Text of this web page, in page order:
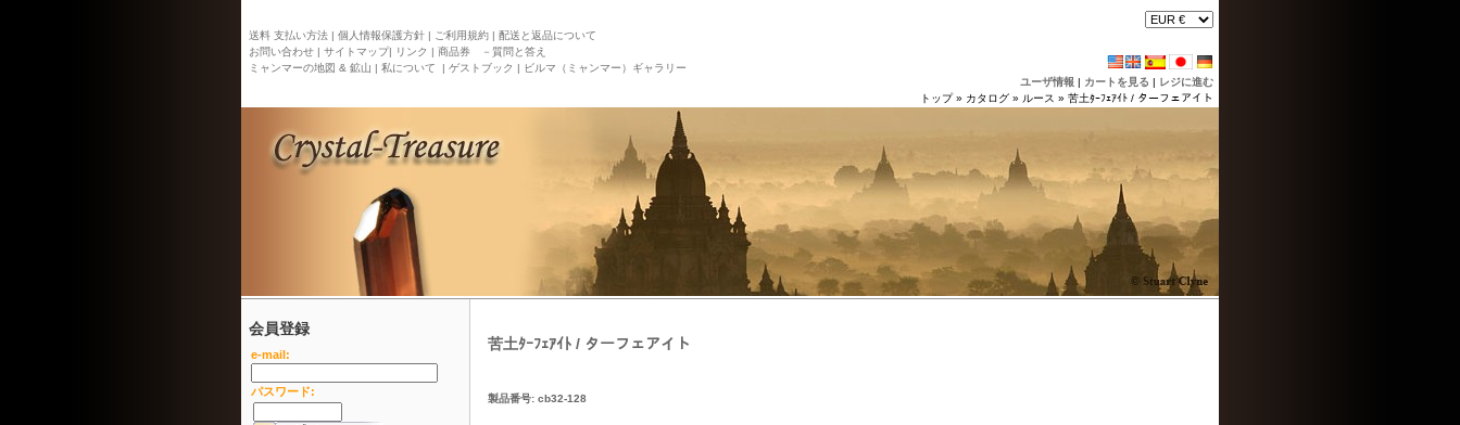
送料 支払い方法 | 個人情報保護方針 | ご利用規約 | 配送と返品について
お問い合わせ | サイトマップ| リンク | 商品券 －質問と答え
ミャンマーの地図 & 鉱山 | 私について | ゲストブック | ビルマ（ミャンマー）ギャラリー
ユーザ情報 | カートを見る | レジに進む
トップ» カタログ » ルース » 苦土ﾀｰﾌｪｱｲﾄ / ターフェアイト
会員登録
e-mail:
パスワード:
苦土ﾀｰﾌｪｱｲﾄ / ターフェアイト
製品番号: cb32-128